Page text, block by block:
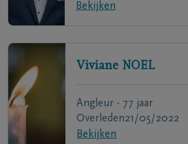
Bekijken
Viviane NOEL
Angleur - 77 jaar
Overleden21/05/2022
Bekijken